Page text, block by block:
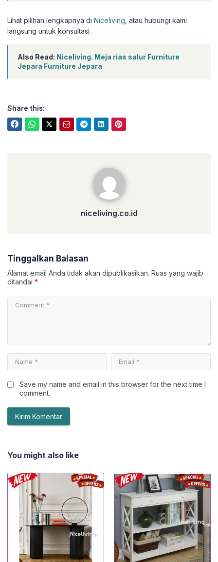
Lihat pilihan lengkapnya di Niceliving , atau hubungi kami
langsung untuk konsultasi.
Also Read: Niceliving. Meja rias salur Furniture
Jepara Furniture Jepara
Share this:
niceliving.co.id
Tinggalkan Balasan
Alamat email Anda tidak akan dipublikasikan. Ruas yang wajib
ditandai *
Save my name and email in this browser for the next time I
comment.
You might also like